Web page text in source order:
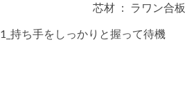
芯材 ： ラワン合
1_持ち手をしっかりと握って待機